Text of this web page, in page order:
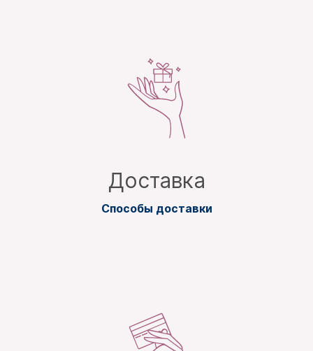
Доставка
Способы доставки